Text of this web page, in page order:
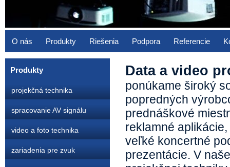
O nás Produkty Riešenia Podpora Referencie
Produkty
projekčná technika
spracovanie AV signálu
video a foto technika
zariadenia pre zvuk
Data a video
ponúkame široký
popredných
prednáškové
reklamné
veľké koncertné
prezentácie. V